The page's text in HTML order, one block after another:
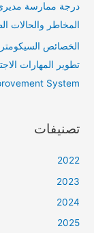
درجة ممارسة مديري
المخاطر والحالات
الخصائص
System
تصنيفات
2022
2023
2024
2025